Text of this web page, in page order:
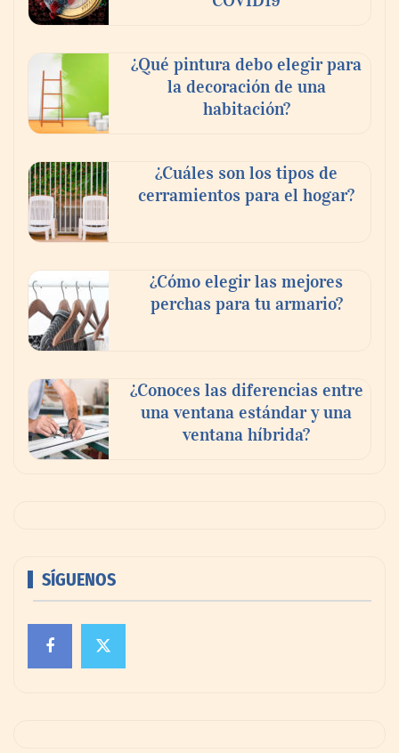
¿Qué pintura debo elegir para
la decoración de una
habitación?
¿Cuáles son los tipos de
cerramientos para el hogar?
¿Cómo elegir las mejores
perchas para tu armario?
¿Conoces las diferencias entre
una ventana estándar y una
ventana híbrida?
SÍGUENOS